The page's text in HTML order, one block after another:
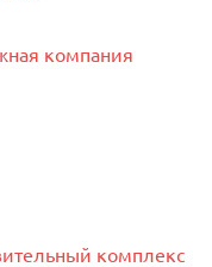
компания
комплекс